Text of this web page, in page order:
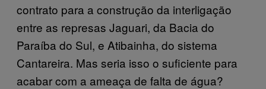
contrato para a construção da interligação
entre as represas Jaguari, da Bacia do
Paraíba do Sul, e Atibainha, do sistema
Cantareira. Mas seria isso o suficiente para
acabar com a ameaça de falta de água?